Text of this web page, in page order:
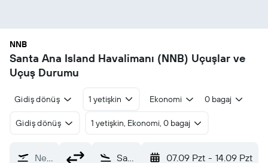
NNB
Santa Ana Island Havalimanı (NNB) Uçuşlar ve
Uçuş Durumu
Gidiş dönüş 1 yetişkin Ekonomi 0 bagaj
Gidiş dönüş 1 yetişkin, Ekonomi, 0 bagaj
Nereden? Santa Ana Island (NNB) 07.09 Pzt - 14.09 Pzt